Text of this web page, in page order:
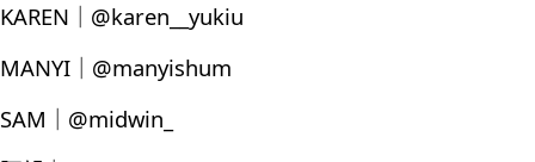
KAREN｜@karen__yukiu
MANYI｜@manyishum
SAM｜@midwin_